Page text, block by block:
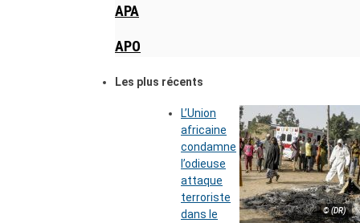
APA
APO
Les plus récents
© (DR)
L’Union
africaine
condamne
l’odieuse
attaque
terroriste
dans le